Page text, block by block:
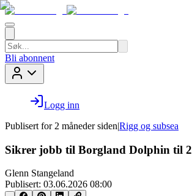
Bli abonnent
Logg inn
Publisert for 2 måneder siden|Rigg og subsea
Sikrer jobb til Borgland Dolphin til
Glenn Stangeland
Publisert: 03.06.2026 08:00